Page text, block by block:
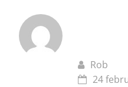
Rob
24